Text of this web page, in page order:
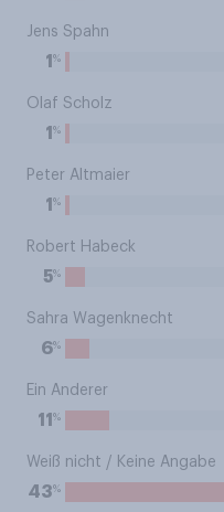
Jens Spahn
1 %
Olaf Scholz
1 %
Peter Altmaier
1 %
Robert Habeck
5%
Sahra Wagenknecht
6%
Ein Anderer
11 %
Weiß nicht / Keine Angabe
43%